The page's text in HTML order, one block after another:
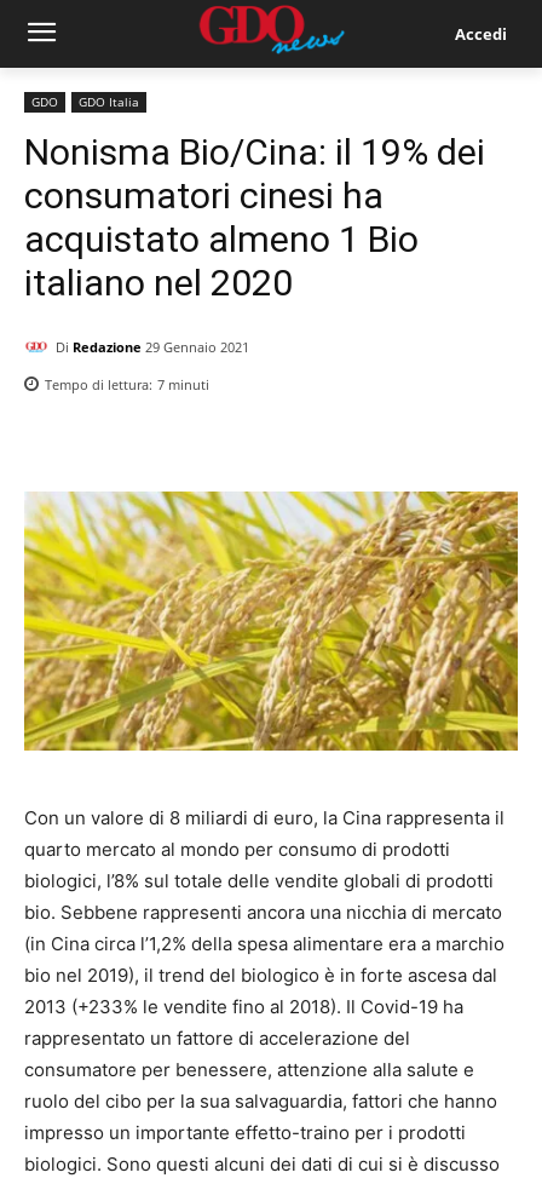
Accedi
GDO GDO Italia
Nonisma Bio/Cina: il 19% dei
consumatori cinesi ha
acquistato almeno 1 Bio
italiano nel 2020
Di Redazione 29 Gennaio 2021
Tempo di lettura: 7 minuti
Con un valore di 8 miliardi di euro, la Cina rappresenta il
quarto mercato al mondo per consumo di prodotti
biologici, l’8% sul totale delle vendite globali di prodotti
bio. Sebbene rappresenti ancora una nicchia di mercato
(in Cina circa l’1,2% della spesa alimentare era a marchio
bio nel 2019), il trend del biologico è in forte ascesa dal
2013 (+233% le vendite fino al 2018). Il Covid-19 ha
rappresentato un fattore di accelerazione del
consumatore per benessere, attenzione alla salute e
ruolo del cibo per la sua salvaguardia, fattori che hanno
impresso un importante effetto-traino per i prodotti
biologici. Sono questi alcuni dei dati di cui si è discusso